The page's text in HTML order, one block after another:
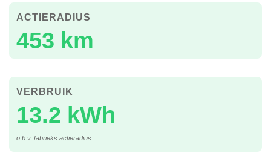
453 km
ACTIERADIUS
13.2 kWh
VERBRUIK
o.b.v. fabrieks actieradius